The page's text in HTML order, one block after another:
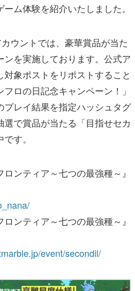
ム体験を紹介いたしました。
ウントでは、豪華賞品が当た
ンを実施しております。公式ア
象ポストをリポストすること
ロの日記念キャンペーン！」
プレイ結果を指定ハッシュタグ
選で賞品が当たる「目指せセカ
す。
ンティア～七つの最強種～』
ンティア～七つの最強種～』
event/secondil/